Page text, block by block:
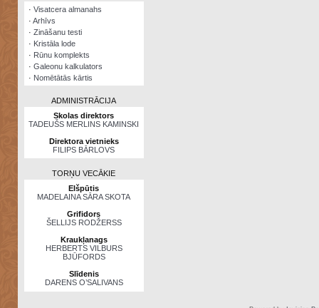
· Visatcera almanahs
· Arhīvs
· Zināšanu testi
· Kristāla lode
· Rūnu komplekts
· Galeonu kalkulators
· Nomētātās kārtis
ADMINISTRĀCIJA
Skolas direktors
TADEUŠS MERLINS KAMINSKI
Direktora vietnieks
FILIPS BĀRLOVS
TORŅU VECĀKIE
Elšpūtis
MADELAINA SĀRA SKOTA
Grifidors
ŠELLIJS RODŽERSS
Kraukļanags
HERBERTS VILBURS
BJŪFORDS
Slīdenis
DARENS O’SALIVANS